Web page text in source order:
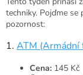
techniky. Pojďme se
pozornost:
1. ATM (Armádní
Cena: 145 Kč